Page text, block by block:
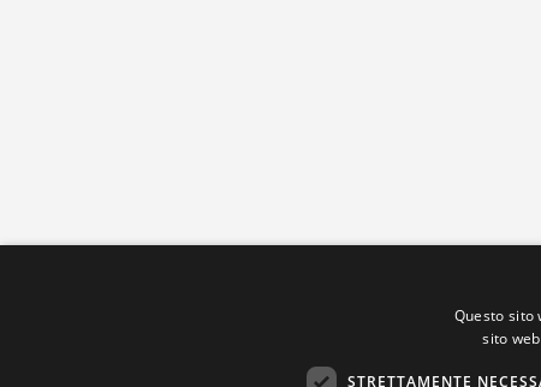
Questo sito
sito
STRETTAMENTE